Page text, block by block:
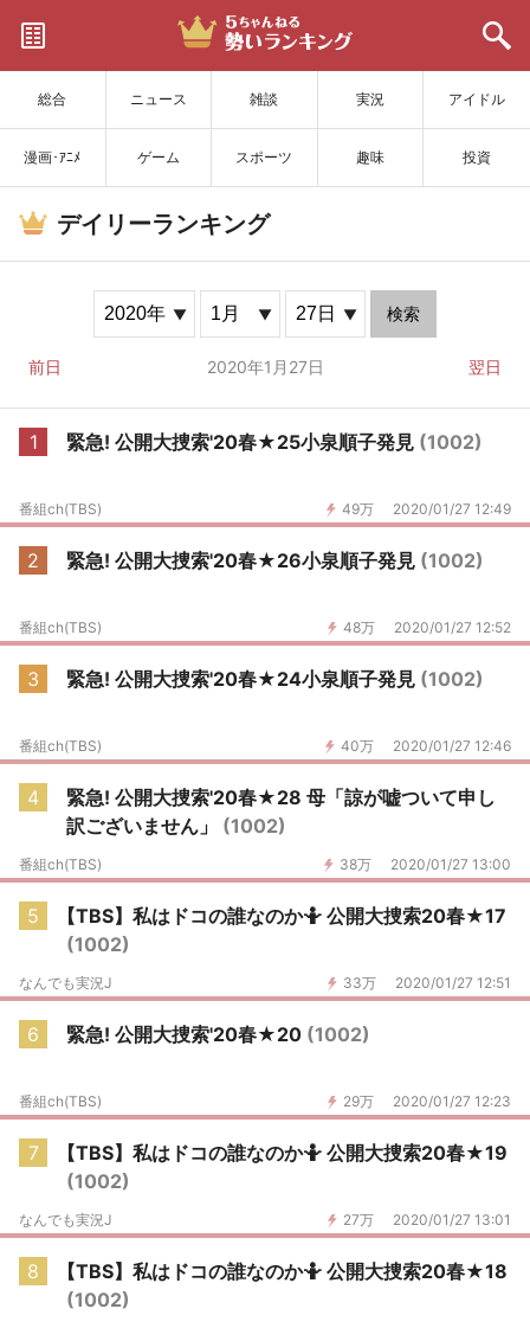
総合 ニュース 雑談 実況 アイドル
漫画･ｱﾆﾒ ゲーム スポーツ 趣味 投資
サイトを更新
デイリーランキング
検索
前日 2020年1月27日 翌日
1 緊急! 公開大捜索'20春★25小泉順子発見 (1002)
49万 2020/01/27 12:49
番組ch(TBS)
2 緊急! 公開大捜索'20春★26小泉順子発見 (1002)
48万 2020/01/27 12:52
番組ch(TBS)
3 緊急! 公開大捜索'20春★24小泉順子発見 (1002)
40万 2020/01/27 12:46
番組ch(TBS)
4
緊急! 公開大捜索'20春★28 母「諒が嘘ついて申し
訳ございません」 (1002)
38万 2020/01/27 13:00
番組ch(TBS)
5
【TBS】私はドコの誰なのか🤷 公開大捜索20春★17
(1002)
33万 2020/01/27 12:51
なんでも実況J
6 緊急! 公開大捜索'20春★20 (1002)
29万 2020/01/27 12:23
番組ch(TBS)
7
【TBS】私はドコの誰なのか🤷 公開大捜索20春★19
(1002)
27万 2020/01/27 13:01
なんでも実況J
8
【TBS】私はドコの誰なのか🤷 公開大捜索20春★18
(1002)